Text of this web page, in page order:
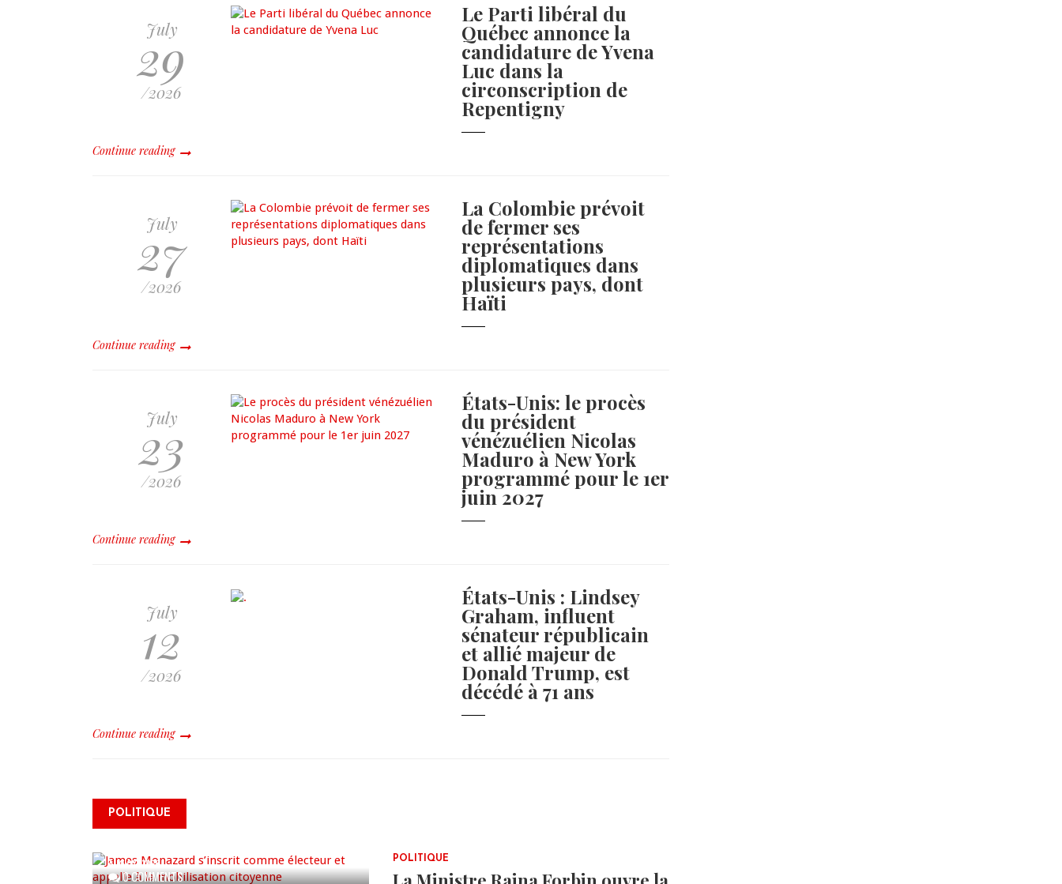
July
29
/2026
Le Parti libéral du
Québec annonce la
candidature de Yvena
Luc dans la
circonscription de
Repentigny
Continue reading
July
27
/2026
La Colombie prévoit
de fermer ses
représentations
diplomatiques dans
plusieurs pays, dont
Haïti
Continue reading
July
23
/2026
États-Unis: le procès
du président
vénézuélien Nicolas
Maduro à New York
programmé pour le 1er
juin 2027
Continue reading
July
12
/2026
États-Unis : Lindsey
Graham, influent
sénateur républicain
et allié majeur de
Donald Trump, est
décédé à 71 ans
Continue reading
POLITIQUE
0 COMMENTS
James Monazard s’inscrit
comme électeur et appelle à
AUG 07, 2026
POLITIQUE